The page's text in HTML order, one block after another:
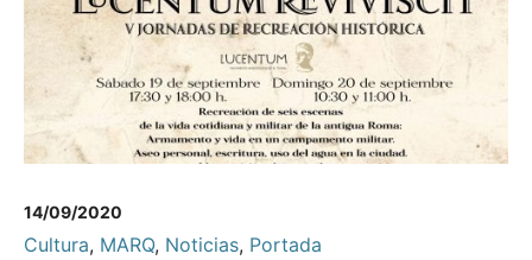
14/09/2020
Cultura, MARQ, Noticias, Portada